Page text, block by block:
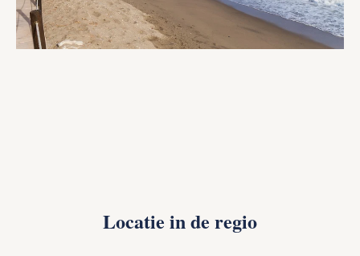
Locatie in de regio